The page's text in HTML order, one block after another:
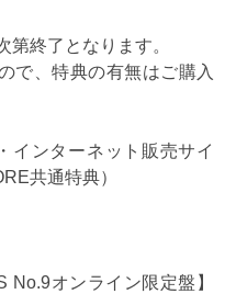
終了となります。
で、特典の有無はご購入
インターネット販売サイ
共通特典）
オンライン限定盤】